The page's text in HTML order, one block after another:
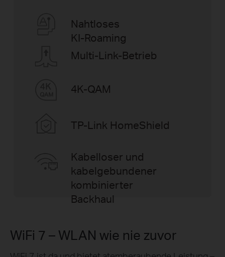
Kabelloser und
kabelgebundener
kombinierter
Backhaul
TP-Link HomeShield
Multi-Link-Betrieb
4K‑QAM
Nahtloses
KI‑Roaming
WiFi 7 – WLAN wie nie zuvor